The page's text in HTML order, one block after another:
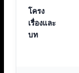
โครง
เรื่องและ
บท